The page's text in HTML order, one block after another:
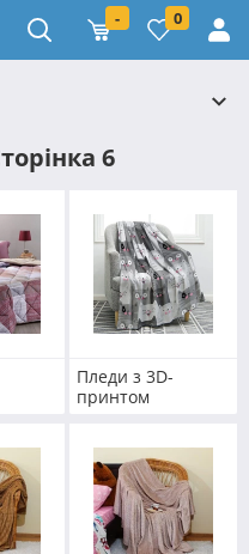
- 0
6
Пледи з 3D-
принтом